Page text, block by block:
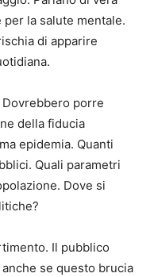
la salute mentale.
di apparire
porre
della fiducia
epidemia. Quanti
Quali parametri
Dove si
Il pubblico
se questo brucia